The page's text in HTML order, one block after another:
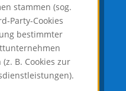
stammen (sog.
Party-Cookies
bestimmter
B. Cookies zur